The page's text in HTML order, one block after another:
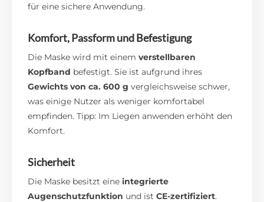
für eine sichere Anwendung.
Komfort, Passform und Befestigung
Die Maske wird mit einemverstellbaren
Kopfband befestigt. Sie ist aufgrund ihres
Gewichts von ca. 600 g vergleichsweise schwer,
was einige Nutzer als weniger komfortabel
empfinden. Tipp: Im Liegen anwenden erhöht den
Komfort.
Sicherheit
Die Maske besitzt eineintegrierte
Augenschutzfunktion und istCE-zertifiziert.